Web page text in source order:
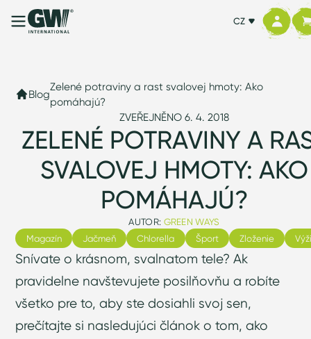
CZ
Blog
Zelené potraviny a rast svalovej hmoty: Ako
pomáhajú?
ZVEŘEJNĚNO 6. 4. 2018
ZELENÉ POTRAVINY A
SVALOVEJ HMOTY: AKO
POMÁHAJÚ?
AUTOR: GREEN WAYS
Magazín
Jačmeň Chlorella Šport Zloženie
Snívate o krásnom, svalnatom tele? Ak
pravidelne navštevujete posilňovňu a robíte
všetko pre to, aby ste dosiahli svoj sen,
prečítajte si nasledujúci článok o tom, ako